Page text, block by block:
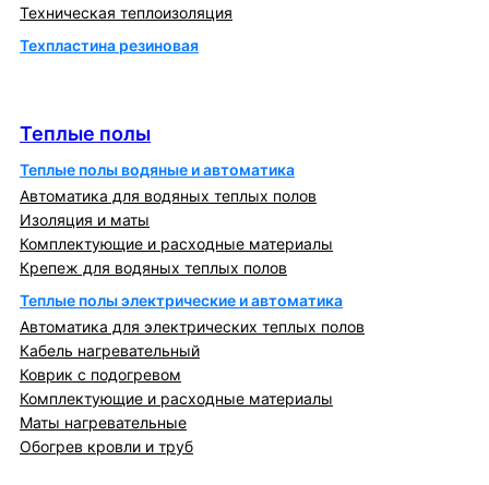
Техническая теплоизоляция
Техпластина резиновая
Теплые полы
Теплые полы водяные и автоматика
Автоматика для водяных теплых полов
Изоляция и маты
Комплектующие и расходные материалы
Крепеж для водяных теплых полов
Теплые полы электрические и автоматика
Автоматика для электрических теплых полов
Кабель нагревательный
Коврик с подогревом
Комплектующие и расходные материалы
Маты нагревательные
Обогрев кровли и труб